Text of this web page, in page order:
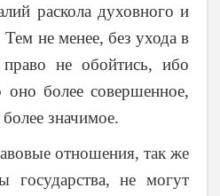
раскола духовного и
не менее, без ухода в
право не обойтись, ибо
оно более совершенное,
значимое.
отношения, так же
не могут